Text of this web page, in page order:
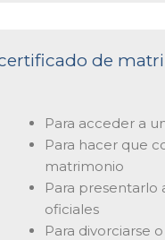
de
Para acceder a
Para hacer que
matrimonio
Para presentarlo
oficiales
Para divorciarse